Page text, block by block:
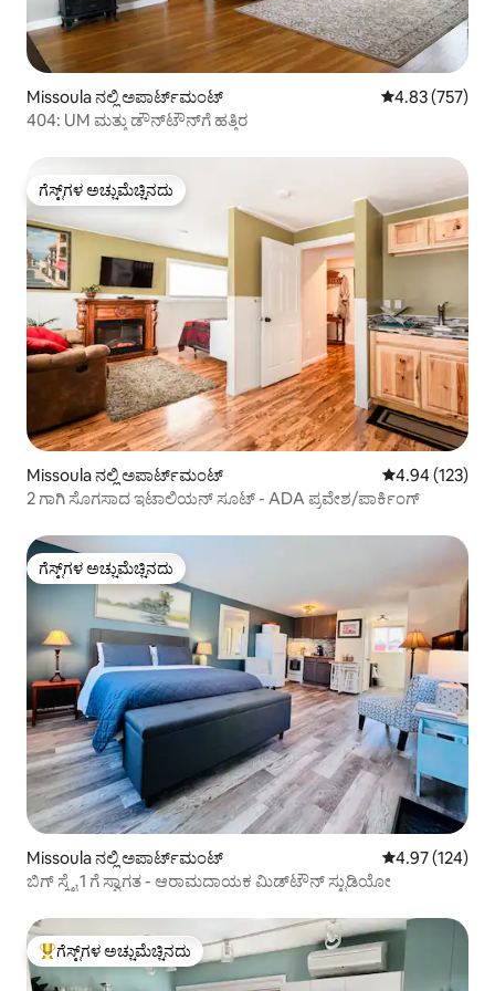
Missoula ನಲ್ಲಿ ಅಪಾರ್ಟ್‌ಮಂಟ್ 5 ರಲ್ಲಿ 4.83
4.83 (757)
404: UM ಮತ್ತು ಡೌನ್‌ಟೌನ್‌ಗೆ ಹತ್ತಿರ
ಗೆಸ್ಟ್‌ಗಳ ಅಚ್ಚುಮೆಚ್ಚಿನದು
ಗೆಸ್ಟ್‌ಗಳ ಅಚ್ಚುಮೆಚ್ಚಿನದು
Missoula ನಲ್ಲಿ ಅಪಾರ್ಟ್‌ಮಂಟ್ 5 ರಲ್ಲಿ 4.94
4.94 (123)
2 ಗಾಗಿ ಸೊಗಸಾದ ಇಟಾಲಿಯನ್ ಸೂಟ್ - ADA ಪ್ರವೇಶ/ಪಾರ್ಕಿಂಗ್
ಗೆಸ್ಟ್‌ಗಳ ಅಚ್ಚುಮೆಚ್ಚಿನದು
ಗೆಸ್ಟ್‌ಗಳ ಅಚ್ಚುಮೆಚ್ಚಿನದು
Missoula ನಲ್ಲಿ ಅಪಾರ್ಟ್‌ಮಂಟ್ 5 ರಲ್ಲಿ 4.97
4.97 (124)
ಬಿಗ್ ಸ್ಕೈ 1 ಗೆ ಸ್ವಾಗತ - ಆರಾಮದಾಯಕ ಮಿಡ್‌ಟೌನ್ ಸ್ಟುಡಿಯೋ
ಗೆಸ್ಟ್‌ಗಳಿಗೆ ಅತಿ ಹೆಚ್ಚು ಅಚ್ಚುಮೆಚ್ಚಿನದು
ಗೆಸ್ಟ್‌ಗಳ ಅಚ್ಚುಮೆಚ್ಚಿನದು